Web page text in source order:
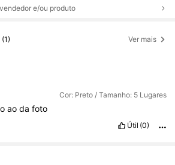
e/ou produto
(1) Ver mais
Cor: Preto / Tamanho: 5 Lugares
aodafoto
Útil (0)